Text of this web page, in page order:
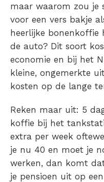
maar waarom zou je
voor een vers bakje
heerlijke bonenkoffie
de auto? Dit soort
economie en bij het
kleine, ongemerkte
kosten op de lange
Reken maar uit: 5
koffie bij het
extra per week
je nu 40 en moet je
werken, dan komt
je pensioen uit op